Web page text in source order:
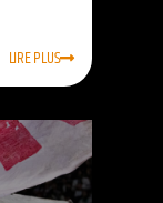
LIRE PLUS